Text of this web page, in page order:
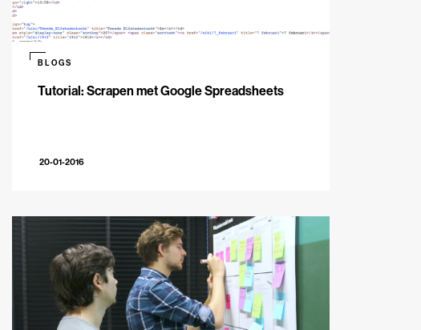
Tutorial: Scrapen met Google Spreadsheets
BLOGS
20-01-2016